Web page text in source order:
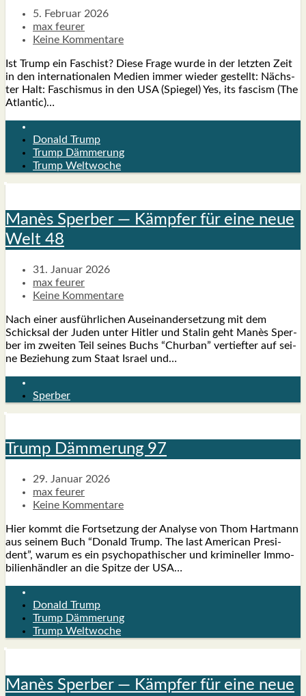
5. Februar 2026
max feurer
Keine Kommentare
Ist Trump ein Faschist? Die­se Fra­ge wur­de in der letz­ten Zeit
in den inter­na­tio­na­len Medi­en immer wie­der gestellt: Nächs­
ter Halt: Faschis­mus in den USA (Spie­gel) Yes, its fascism (The
Atlan­tic)…
Donald Trump
Trump Dämmerung
Trump Weltwoche
Manès Sper­ber — Kämp­fer für eine neue
Welt 48
31. Januar 2026
max feurer
Keine Kommentare
Nach einer aus­führ­li­chen Aus­ein­an­der­set­zung mit dem
Schick­sal der Juden unter Hit­ler und Sta­lin geht Manès Sper­
ber im zwei­ten Teil sei­nes Buchs “Chur­ban” ver­tief­ter auf sei­
ne Bezie­hung zum Staat Isra­el und…
Sperber
Trump Däm­me­rung 97
29. Januar 2026
max feurer
Keine Kommentare
Hier kommt die Fort­set­zung der Ana­ly­se von Thom Hart­mann
aus sei­nem Buch “Donald Trump. The last Ame­ri­can Pre­si­
dent”, war­um es ein psy­cho­pa­thi­scher und kri­mi­nel­ler Immo­
bi­li­en­händ­ler an die Spit­ze der USA…
Donald Trump
Trump Dämmerung
Trump Weltwoche
Manès Sper­ber — Kämp­fer für eine neue